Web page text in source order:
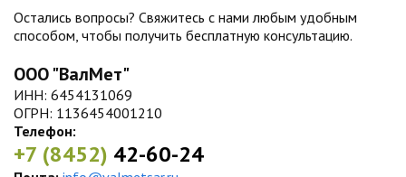
Остались вопросы? Свяжитесь с нами любым удобным
способом, чтобы получить бесплатную консультацию.
ООО "ВалМет"
ИНН: 6454131069
ОГРН: 1136454001210
Телефон:
+7 (8452) 42-60-24